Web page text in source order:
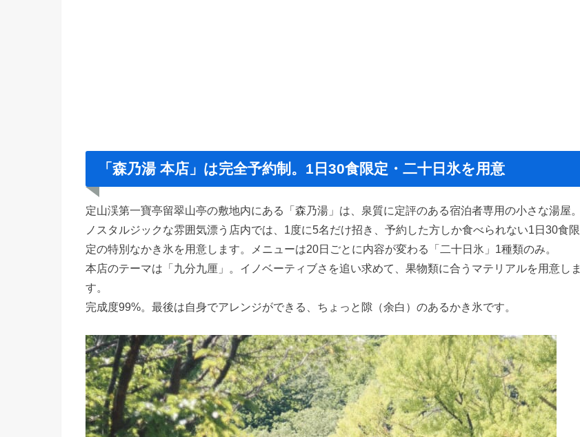
「森乃湯 本店」は完全予約制。1日30食限定・二十日氷を用意
定山渓第一寶亭留翠山亭の敷地内にある「森乃湯」は、泉質に定評のある宿泊者専用の小さな湯屋。
ノスタルジックな雰囲気漂う店内では、1度に5名だけ招き、予約した方しか食べられない1日30食限
定の特別なかき氷を用意します。メニューは20日ごとに内容が変わる「二十日氷」1種類のみ。
本店のテーマは「九分九厘」。イノベーティブさを追い求めて、果物類に合うマテリアルを用意しま
す。
完成度99%。最後は自身でアレンジができる、ちょっと隙（余白）のあるかき氷です。